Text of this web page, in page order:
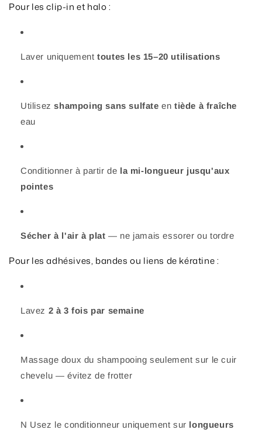
Pour les clip-in et halo :
Laver uniquementtoutes les 15–20 utilisations
Utilisezshampoing sans sulfate entiède à fraîche
eau
Conditionner à partir de la mi-longueur jusqu'aux
pointes
Sécher à l'air à plat — ne jamais essorer ou tordre
Pour les adhésives, bandes ou liens de kératine :
Lavez 2 à 3 fois par semaine
Massage doux du shampooing seulement sur le cuir
chevelu — évitez de frotter
N Usez le conditionneur uniquement sur longueurs